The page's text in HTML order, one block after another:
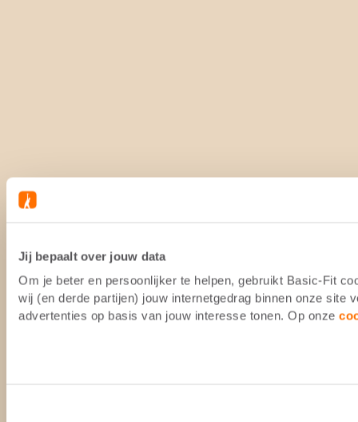
Jij bepaalt over jouw data
Om je beter en persoonlijker te helpen, gebruikt Basic-Fit
wij (en derde partijen) jouw internetgedrag binnen onze site
advertenties op basis van jouw interesse tonen. Op onze